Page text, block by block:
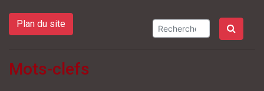
Plan du site
Mots-clefs